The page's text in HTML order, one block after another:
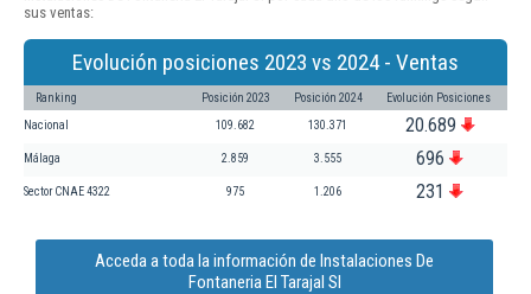
sus ventas:
Evolución posiciones 2023 vs 2024 - Ventas
Ranking Posición 2023 Posición 2024 Evolución Posiciones
Nacional 109.682 130.371 20.689
Málaga 2.859 3.555 696
Sector CNAE 4322 975 1.206 231
Acceda a toda la información de Instalaciones De
Fontaneria El Tarajal Sl